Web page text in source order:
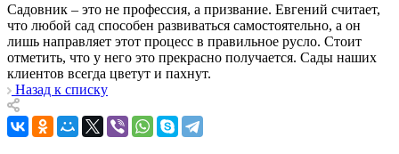
Садовник – это не профессия, а призвание. Евгений считает,
что любой сад способен развиваться самостоятельно, а он
лишь направляет этот процесс в правильное русло. Стоит
отметить, что у него это прекрасно получается. Сады наших
клиентов всегда цветут и пахнут.
Назад к списку